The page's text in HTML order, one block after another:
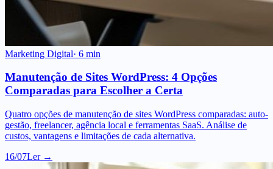
Marketing Digital min
Manutenção de Sites WordPress: 4 Opções
Quatro opções de manutenção de sites WordPress comparadas: auto-
gestão, freelancer, agência local e ferramentas SaaS. Análise de
custos, vantagens e limitações de cada alternativa.
16/07Ler →